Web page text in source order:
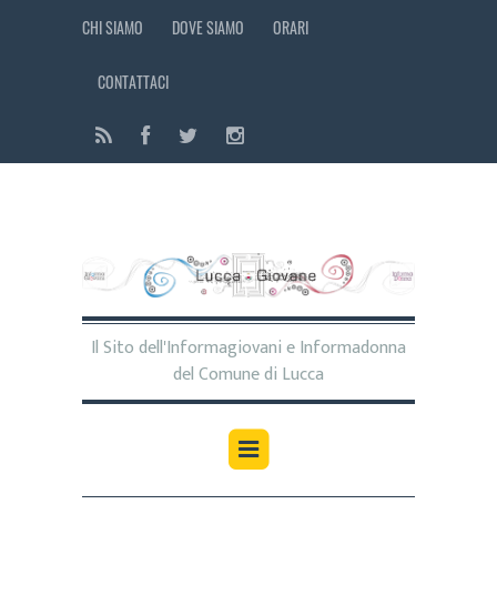
CHI SIAMO DOVE SIAMO ORARI
CONTATTACI
Il Sito dell'Informagiovani e Informadonna
del Comune di Lucca